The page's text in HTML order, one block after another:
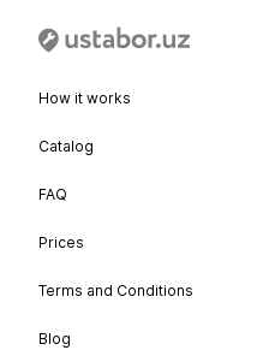
How it works
Catalog
FAQ
Prices
Terms and Conditions
Blog